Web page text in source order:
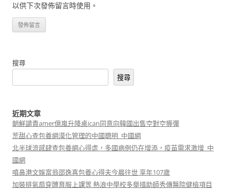
以供下次發佈留言時使用。
搜尋
搜尋
近期文章
朝鮮譴責amer億嵐升降桌ican同意向韓國出售空對空導彈
荒甜心查包養網漠化管理的中國聰明_中國網
北半球流感肆查包養網心得虐，多國病例仍在增添，疫苗需求激增_中
國網
噴鼻港文娛富翁邵逸喜包養心得夫今晨往世 享年107歲
加裝排氣扇穿體育服上課等 熱浪中學校多舉措助師秀傳醫院健檢項目